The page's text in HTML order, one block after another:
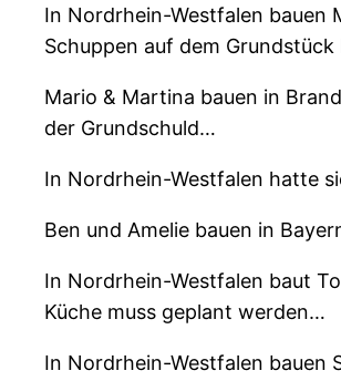
In Nordrhein-Westfalen bauen
Schuppen auf dem
Mario & Martina bauen in
der Grundschuld…
In Nordrhein-Westfalen hatte
Ben und Amelie bauen in
In Nordrhein-Westfalen baut
Küche muss geplant werden…
In Nordrhein-Westfalen bauen